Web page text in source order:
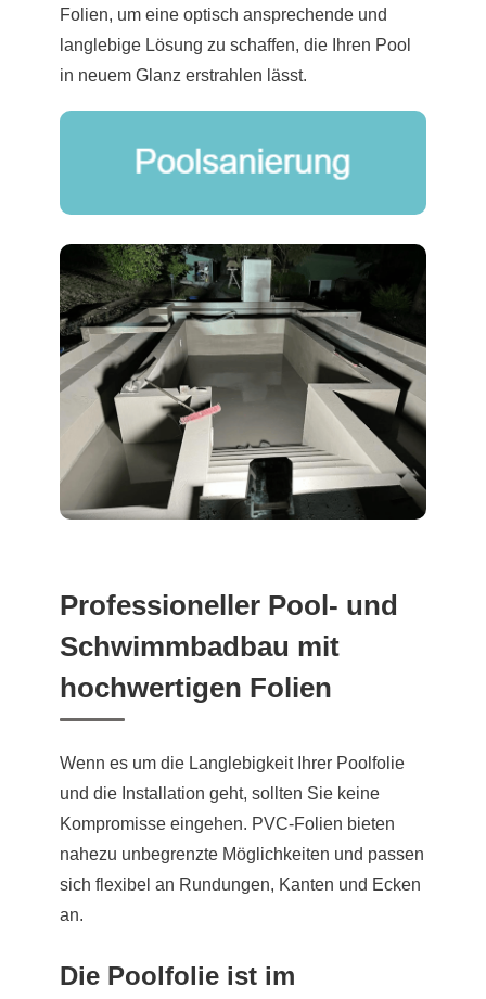
Folien, um eine optisch ansprechende und
langlebige Lösung zu schaffen, die Ihren Pool
in neuem Glanz erstrahlen lässt.
Professioneller Pool- und
Schwimmbadbau mit
hochwertigen Folien
Wenn es um die Langlebigkeit Ihrer Poolfolie
und die Installation geht, sollten Sie keine
Kompromisse eingehen. PVC-Folien bieten
nahezu unbegrenzte Möglichkeiten und passen
sich flexibel an Rundungen, Kanten und Ecken
an.
Die Poolfolie ist im